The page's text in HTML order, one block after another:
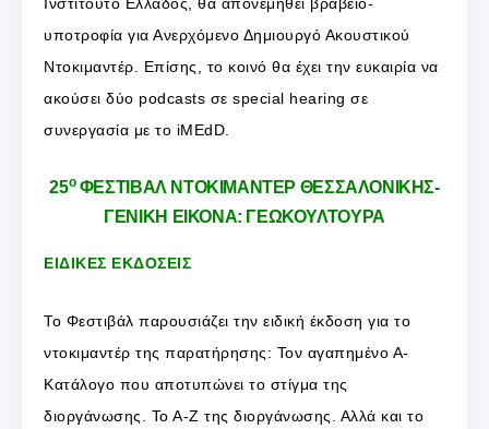
υποτροφία για Ανερχόμενο Δημιουργό Ακουστικού
Ντοκιμαντέρ. Επίσης, το κοινό θα έχει την ευκαιρία να
ακούσει δύο podcasts σε special hearing σε
συνεργασία με το iMEdD.
25οΦΕΣΤΙΒΑΛ ΝΤΟΚΙΜΑΝΤΕΡ ΘΕΣΣΑΛΟΝΙΚΗΣ-
ΓΕΝΙΚΗ ΕΙΚΟΝΑ: ΓΕΩΚΟΥΛΤΟΥΡΑ
ΕΙΔΙΚΕΣ ΕΚΔΟΣΕΙΣ
Το Φεστιβάλ παρουσιάζει την ειδική έκδοση για το
ντοκιμαντέρ της παρατήρησης: Τον αγαπημένο Α-
Κατάλογο που αποτυπώνει το στίγμα της
διοργάνωσης. Το Α-Ζ της διοργάνωσης. Αλλά και το